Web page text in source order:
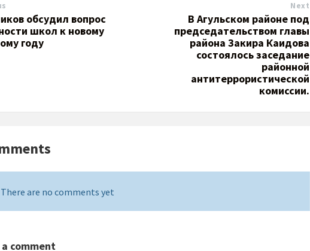
обсудил вопрос
школ к новому
году
Next
В Агульском районе под
председательством главы
района Закира Каидова
состоялось заседание
районной
антитеррористической
комиссии.
There are no comments yet
a comment